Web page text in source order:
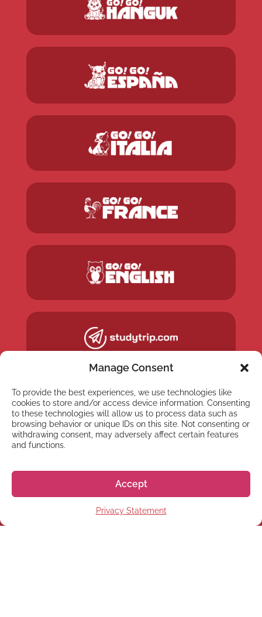
Manage Consent
To provide the best experiences, we use technologies like
cookies to store and/or access device information. Consenting
to these technologies will allow us to process data such as
browsing behavior or unique IDs on this site. Not consenting or
withdrawing consent, may adversely affect certain features
and functions.
Accept
Privacy Statement
NEWSLETTER
Inscreva-se em nossa